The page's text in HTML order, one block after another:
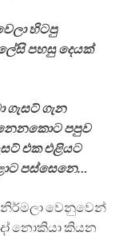
හිටපු
පහසු දෙයක්
ගැසට් ගැන
පපුව
එක එළියට
පස්සෙනෙ…
වෙනුවෙන්
නොකියා කියන